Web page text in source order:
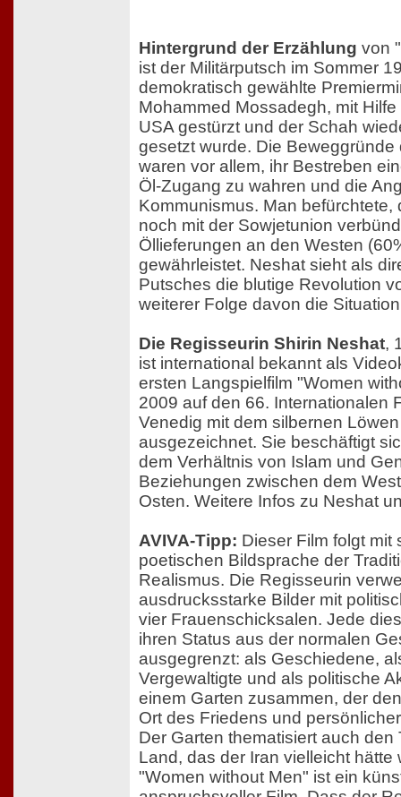
Hintergrund der Erzählung von
ist der Militärputsch im Sommer
demokratisch gewählte
Mohammed Mossadegh, mit
USA gestürzt und der Schah
gesetzt wurde. Die Beweggründe
waren vor allem, ihr Bestreben
Öl-Zugang zu wahren und die
Kommunismus. Man befürchtete,
noch mit der Sowjetunion
Öllieferungen an den Westen
gewährleistet. Neshat sieht als
Putsches die blutige Revolution
weiterer Folge davon die
Die Regisseurin Shirin Neshat,
ist international bekannt als
ersten Langspielfilm "Women
2009 auf den 66. Internationalen
Venedig mit dem silbernen
ausgezeichnet. Sie beschäftigt
dem Verhältnis von Islam und
Beziehungen zwischen dem
Osten. Weitere Infos zu Neshat
AVIVA-Tipp: Dieser Film folgt mit
poetischen Bildsprache der
Realismus. Die Regisseurin
ausdrucksstarke Bilder mit
vier Frauenschicksalen. Jede
ihren Status aus der normalen
ausgegrenzt: als Geschiedene,
Vergewaltigte und als politische
einem Garten zusammen, der
Ort des Friedens und
Der Garten thematisiert auch den
Land, das der Iran vielleicht hätte
"Women without Men" ist ein